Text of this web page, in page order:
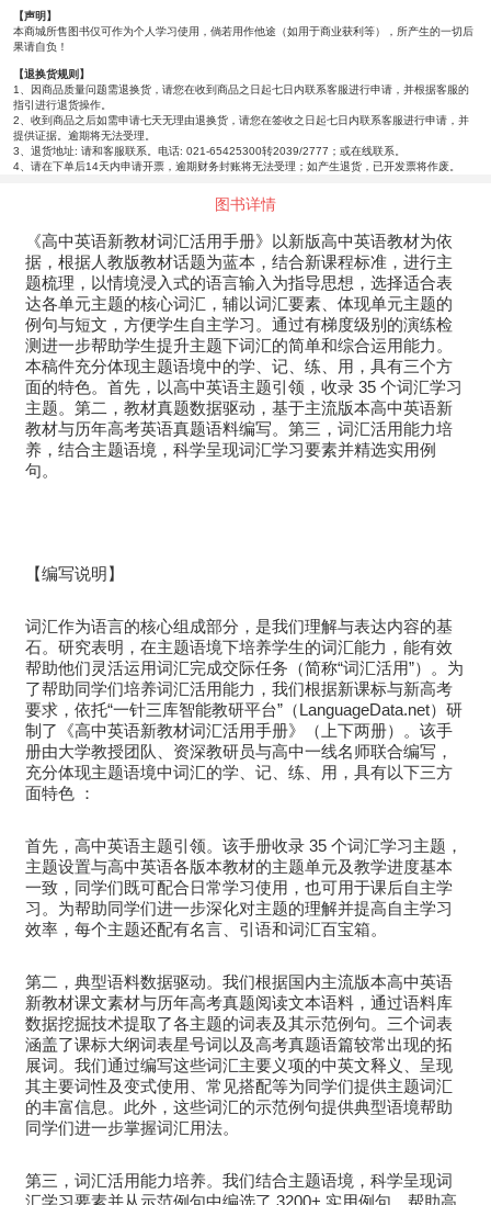
【声明】
本商城所售图书仅可作为个人学习使用，倘若用作他途（如用于商业获利等），所产生的一切后
果请自负！
【退换货规则】
1、因商品质量问题需退换货，请您在收到商品之日起七日内联系客服进行申请，并根据客服的
指引进行退货操作。
2、收到商品之后如需申请七天无理由退换货，请您在签收之日起七日内联系客服进行申请，并
提供证据。逾期将无法受理。
3、退货地址: 请和客服联系。电话: 021-65425300转2039/2777；或在线联系。
4、请在下单后14天内申请开票，逾期财务封账将无法受理；如产生退货，已开发票将作废。
图书详情
《高中英语新教材词汇活用手册》以新版高中英语教材为依
据，根据人教版教材话题为蓝本，结合新课程标准，进行主
题梳理，以情境浸入式的语言输入为指导思想，选择适合表
达各单元主题的核心词汇，辅以词汇要素、体现单元主题的
例句与短文，方便学生自主学习。通过有梯度级别的演练检
测进一步帮助学生提升主题下词汇的简单和综合运用能力。
本稿件充分体现主题语境中的学、记、练、用，具有三个方
面的特色。首先，以高中英语主题引领，收录 35 个词汇学习
主题。第二，教材真题数据驱动，基于主流版本高中英语新
教材与历年高考英语真题语料编写。第三，词汇活用能力培
养，结合主题语境，科学呈现词汇学习要素并精选实用例
句。
【编写说明】
词汇作为语言的核心组成部分，是我们理解与表达内容的基
石。研究表明，在主题语境下培养学生的词汇能力，能有效
帮助他们灵活运用词汇完成交际任务（简称“词汇活用”）。为
了帮助同学们培养词汇活用能力，我们根据新课标与新高考
要求，依托“一针三库智能教研平台”（LanguageData.net）研
制了《高中英语新教材词汇活用手册》（上下两册）。该手
册由大学教授团队、资深教研员与高中一线名师联合编写，
充分体现主题语境中词汇的学、记、练、用，具有以下三方
面特色 ：
首先，高中英语主题引领。该手册收录 35 个词汇学习主题，
主题设置与高中英语各版本教材的主题单元及教学进度基本
一致，同学们既可配合日常学习使用，也可用于课后自主学
习。为帮助同学们进一步深化对主题的理解并提高自主学习
效率，每个主题还配有名言、引语和词汇百宝箱。
第二，典型语料数据驱动。我们根据国内主流版本高中英语
新教材课文素材与历年高考真题阅读文本语料，通过语料库
数据挖掘技术提取了各主题的词表及其示范例句。三个词表
涵盖了课标大纲词表星号词以及高考真题语篇较常出现的拓
展词。我们通过编写这些词汇主要义项的中英文释义、呈现
其主要词性及变式使用、常见搭配等为同学们提供主题词汇
的丰富信息。此外，这些词汇的示范例句提供典型语境帮助
同学们进一步掌握词汇用法。
第三，词汇活用能力培养。我们结合主题语境，科学呈现词
汇学习要素并从示范例句中编选了 3200+ 实用例句，帮助高